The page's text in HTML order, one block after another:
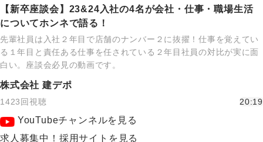
【新卒座談会】23&24入社の4名が会社・仕事・職場生活
についてホンネで語る！
先輩社員は入社２年目で店舗のナンバー２に抜擢！仕事を覚えてい
る１年目と責任ある仕事を任されている２年目社員の対比が実に面
白い。座談会必見の動画です。
株式会社 建デポ
1423回視聴 20:19
YouTubeチャンネルを見る
求人募集中！採用サイトを見る